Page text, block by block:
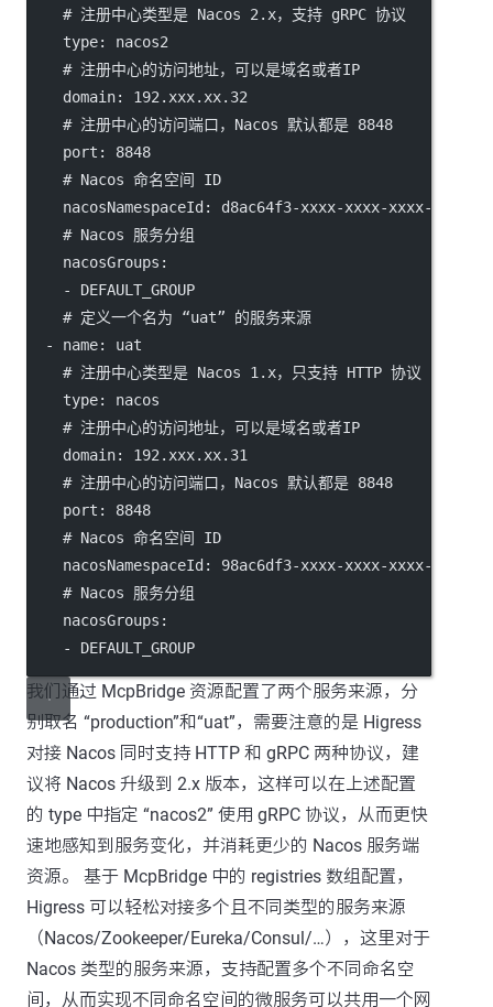
# 注册中心类型是 Nacos 2.x，支持 gRPC 协议
type: nacos2
# 注册中心的访问地址，可以是域名或者IP
domain: 192.xxx.xx.32
# 注册中心的访问端口，Nacos 默认都是 8848
port : 8848
# Nacos 命名空间 ID
nacosNamespaceId : d8ac64f3-xxxx-xxxx-xxxx-
# Nacos 服务分组
nacosGroups :
    -
DEFAULT_GROUP
# 定义一个名为 “uat” 的服务来源
  -
name: uat
# 注册中心类型是 Nacos 1.x，只支持 HTTP 协议
type: nacos
# 注册中心的访问地址，可以是域名或者IP
domain: 192.xxx.xx.31
# 注册中心的访问端口，Nacos 默认都是 8848
port : 8848
# Nacos 命名空间 ID
nacosNamespaceId : 98ac6df3-xxxx-xxxx-xxxx-
# Nacos 服务分组
nacosGroups :
    -
DEFAULT_GROUP
我们通过 McpBridge 资源配置了两个服务来源，分
别取名 “production”和“uat”，需要注意的是 Higress
对接 Nacos 同时支持 HTTP 和 gRPC 两种协议，建
议将 Nacos 升级到 2.x 版本，这样可以在上述配置
的 type 中指定 “nacos2” 使用 gRPC 协议，从而更快
速地感知到服务变化，并消耗更少的 Nacos 服务端
资源。 基于 McpBridge 中的 registries 数组配置，
Higress 可以轻松对接多个且不同类型的服务来源
（Nacos/Zookeeper/Eureka/Consul/…），这里对于
Nacos 类型的服务来源，支持配置多个不同命名空
间，从而实现不同命名空间的微服务可以共用一个网